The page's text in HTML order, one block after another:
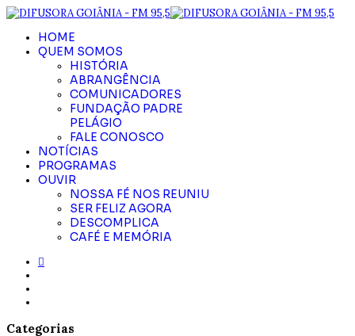
HOME
QUEM SOMOS
HISTÓRIA
ABRANGÊNCIA
COMUNICADORES
FUNDAÇÃO PADRE
PELÁGIO
FALE CONOSCO
NOTÍCIAS
PROGRAMAS
OUVIR
NOSSA FÉ NOS REUNIU
SER FELIZ AGORA
DESCOMPLICA
CAFÉ E MEMÓRIA
Categorias